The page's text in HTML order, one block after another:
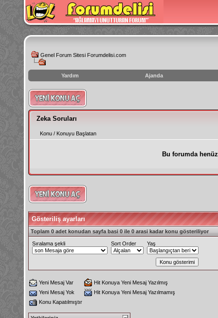
Genel Forum Sitesi Forumdelisi.com
Yardım Ajanda
instagram
izlenme
hilesi
Zeka Soruları
Konu / Konuyu Başlatan
Bu forumda
Gösteriliş ayarları
Toplam 0 adet konudan sayfa basi 0 ile 0 arasi kadar konu gösteriliyor
Sıralama şekli Sort Order Yaş
Yeni Mesaj Var
Hit Konuya Yeni Mesaj Yazılmış
Yeni Mesaj Yok
Hit Konuya Yeni Mesaj Yazılmamış
Konu Kapatılmıştır